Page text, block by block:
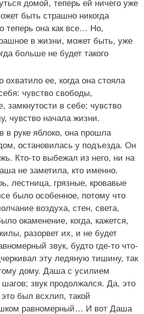
домой, теперь ей ничего уже
быть страшно никогда
теперь она как все… Но,
в жизни, может быть, уже
больше не будет такого
охватило ее, когда она стояла
чувство свободы,
замкнутости в себе; чувство
чувство начала жизни.
в руке яблоко, она прошла
остановилась у подъезда. Он
Кто-то выбежал из него, ни на
не заметила, кто именно.
лестница, грязные, кровавые
было особенное, потому что
воздуха, стен, света,
окаменение, когда, кажется,
разорвет их, и не будет
звук, будто где-то что-
эту ледяную тишину, так
дому. Даша с усилием
шагов; звук продолжался. Да, это
был всхлип, такой
равномерный… И вот Даша